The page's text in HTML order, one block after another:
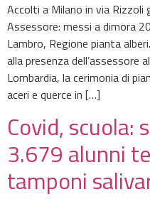
Accolti a Milano in via
Assessore: messi a dimora
Lambro, Regione pianta
alla presenza dell’assessore
Lombardia, la cerimonia di
aceri e querce in […]
Covid, scuola:
3.679 alunni
tamponi